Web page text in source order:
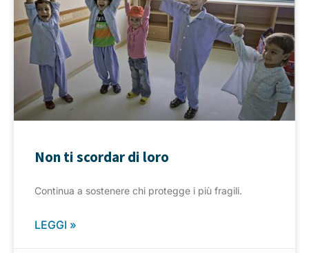
Non ti scordar di loro
Continua a sostenere chi protegge i più fragili.
LEGGI »